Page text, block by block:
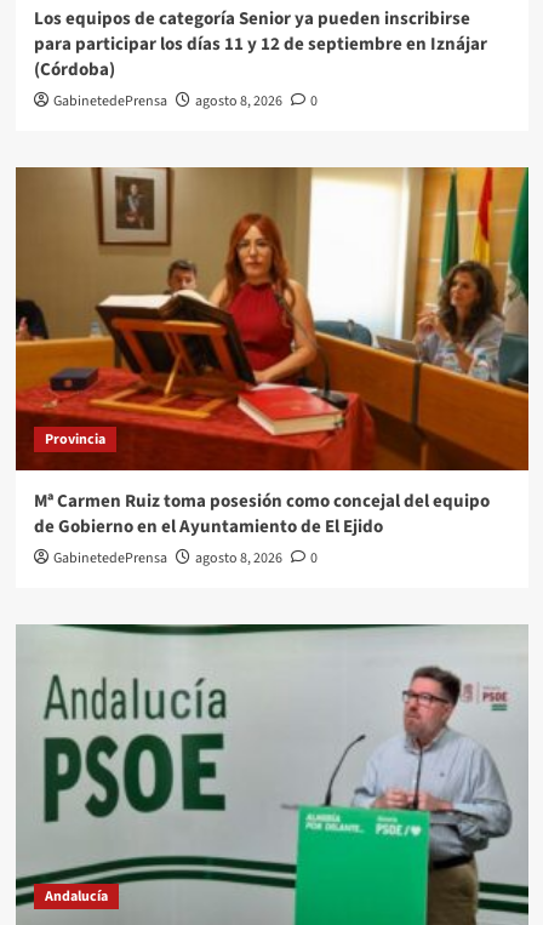
Los equipos de categoría Senior ya pueden inscribirse
para participar los días 11 y 12 de septiembre en Iznájar
(Córdoba)
GabinetedePrensa agosto 8, 2026 0
Provincia
Mª Carmen Ruiz toma posesión como concejal del equipo
de Gobierno en el Ayuntamiento de El Ejido
GabinetedePrensa agosto 8, 2026 0
Andalucía